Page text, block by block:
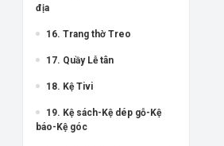
địa
16. Trang thờ Treo
17. Quầy Lễ tân
18. Kệ Tivi
19. Kệ sách-Kệ dép gỗ-Kệ
báo-Kệ góc